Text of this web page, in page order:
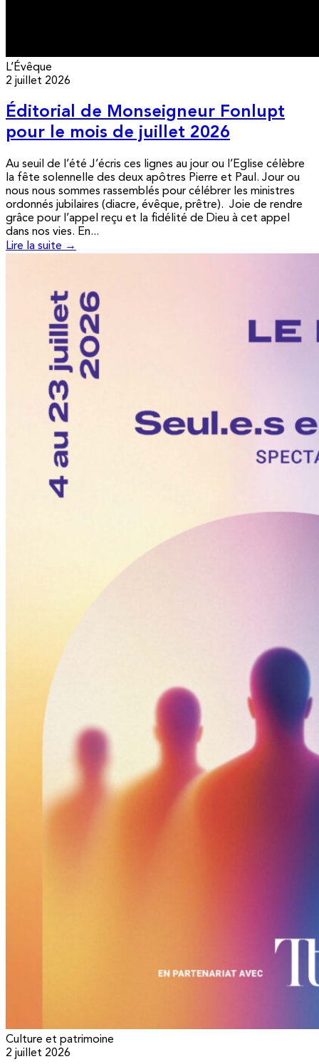
L’Évêque
2 juillet 2026
Éditorial de Monseigneur Fonlupt
pour le mois de juillet 2026
Au seuil de l’été J’écris ces lignes au jour ou l’Eglise célèbre
la fête solennelle des deux apôtres Pierre et Paul. Jour ou
nous nous sommes rassemblés pour célébrer les ministres
ordonnés jubilaires (diacre, évêque, prêtre). Joie de rendre
grâce pour l’appel reçu et la fidélité de Dieu à cet appel
dans nos vies. En...
Lire la suite →
Culture et patrimoine
2 juillet 2026